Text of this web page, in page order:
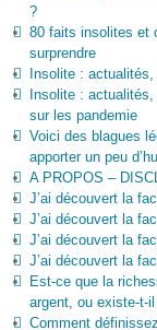
?
80 faits insolites et
surprendre
Insolite :
Insolite :
sur les pandemie
Voici des blagues
apporter un peu
A PROPOS –
J’ai découvert la
J’ai découvert la
J’ai découvert la
J’ai découvert la
Est-ce que la
argent, ou existe-t-il
Comment